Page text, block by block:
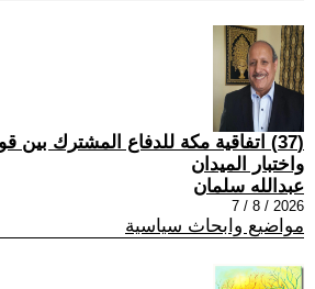
(37) اتفاقية مكة للدفاع المشترك بين
واختبار الميدان
عبدالله سلمان
2026 / 8 / 7
مواضيع وابحاث سياسية